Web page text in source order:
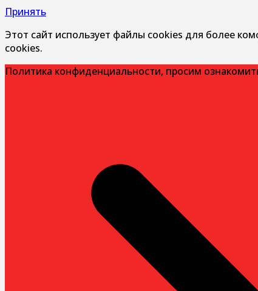
Принять
Этот сайт использует файлы cookies для более
cookies.
Политика конфиденциальности, просим